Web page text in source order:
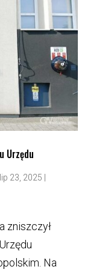
Urzędu
lip 23, 2025
zniszczył
Na